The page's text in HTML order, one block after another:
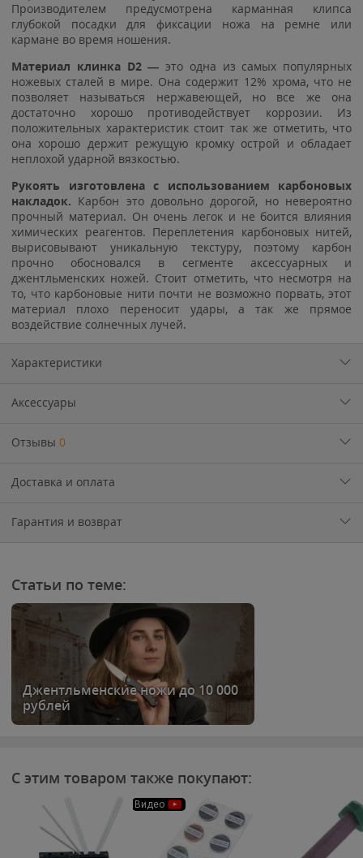
Производителем предусмотрена карманная клипса
глубокой посадки для фиксации ножа на ремне или
кармане во время ношения.
Материал клинка D2 — это одна из самых популярных
ножевых сталей в мире. Она содержит 12% хрома, что не
позволяет называться нержавеющей, но все же она
достаточно хорошо противодействует коррозии. Из
положительных характеристик стоит так же отметить, что
она хорошо держит режущую кромку острой и обладает
неплохой ударной вязкостью.
Рукоять изготовлена с использованием карбоновых
накладок. Карбон это довольно дорогой, но невероятно
прочный материал. Он очень легок и не боится влияния
химических реагентов. Переплетения карбоновых нитей,
вырисовывают уникальную текстуру, поэтому карбон
прочно обосновался в сегменте аксессуарных и
джентльменских ножей. Стоит отметить, что несмотря на
то, что карбоновые нити почти не возможно порвать, этот
материал плохо переносит удары, а так же прямое
воздействие солнечных лучей.
Характеристики
Аксессуары
Отзывы 0
Доставка и оплата
Гарантия и возврат
Статьи по теме:
Джентльменские ножи до 10 000
рублей
С этим товаром также покупают:
Видео